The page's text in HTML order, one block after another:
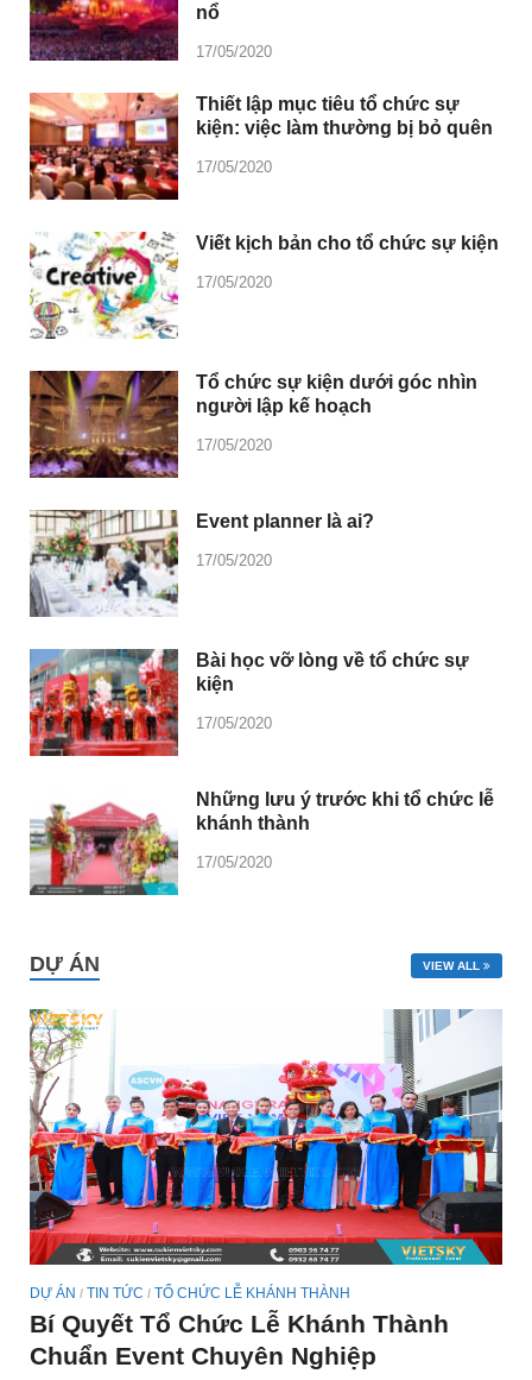
nổ
17/05/2020
Thiết lập mục tiêu tổ chức sự
kiện: việc làm thường bị bỏ quên
17/05/2020
Viết kịch bản cho tổ chức sự kiện
17/05/2020
Tổ chức sự kiện dưới góc nhìn
người lập kế hoạch
17/05/2020
Event planner là ai?
17/05/2020
Bài học vỡ lòng về tổ chức sự
kiện
17/05/2020
Những lưu ý trước khi tổ chức lễ
khánh thành
17/05/2020
DỰ ÁN VIEW ALL
DỰ ÁN / TIN TỨC / TỔ CHỨC LỄ KHÁNH THÀNH
Bí Quyết Tổ Chức Lễ Khánh Thành
Chuẩn Event Chuyên Nghiệp